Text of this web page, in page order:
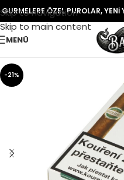
Skip to navigation
Skip to main content
GURMELERE ÖZEL PUROLAR,
MENÜ
-21%